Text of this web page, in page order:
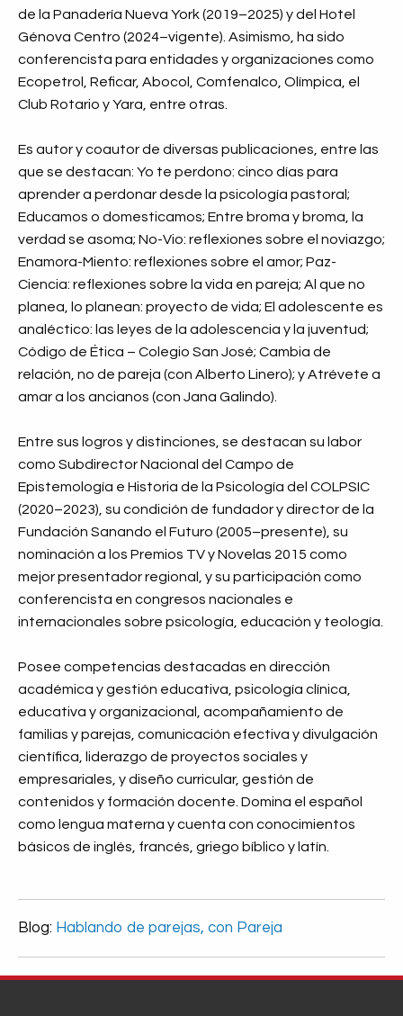
de la Panadería Nueva York (2019–2025) y del Hotel
Génova Centro (2024–vigente). Asimismo, ha sido
conferencista para entidades y organizaciones como
Ecopetrol, Reficar, Abocol, Comfenalco, Olímpica, el
Club Rotario y Yara, entre otras.
Es autor y coautor de diversas publicaciones, entre las
que se destacan: Yo te perdono: cinco días para
aprender a perdonar desde la psicología pastoral;
Educamos o domesticamos; Entre broma y broma, la
verdad se asoma; No-Vio: reflexiones sobre el noviazgo;
Enamora-Miento: reflexiones sobre el amor; Paz-
Ciencia: reflexiones sobre la vida en pareja; Al que no
planea, lo planean: proyecto de vida; El adolescente es
analéctico: las leyes de la adolescencia y la juventud;
Código de Ética – Colegio San José; Cambia de
relación, no de pareja (con Alberto Linero); y Atrévete a
amar a los ancianos (con Jana Galindo).
Entre sus logros y distinciones, se destacan su labor
como Subdirector Nacional del Campo de
Epistemología e Historia de la Psicología del COLPSIC
(2020–2023), su condición de fundador y director de la
Fundación Sanando el Futuro (2005–presente), su
nominación a los Premios TV y Novelas 2015 como
mejor presentador regional, y su participación como
conferencista en congresos nacionales e
internacionales sobre psicología, educación y teología.
Posee competencias destacadas en dirección
académica y gestión educativa, psicología clínica,
educativa y organizacional, acompañamiento de
familias y parejas, comunicación efectiva y divulgación
científica, liderazgo de proyectos sociales y
empresariales, y diseño curricular, gestión de
contenidos y formación docente. Domina el español
como lengua materna y cuenta con conocimientos
básicos de inglés, francés, griego bíblico y latín.
Blog: Hablando de parejas, con Pareja